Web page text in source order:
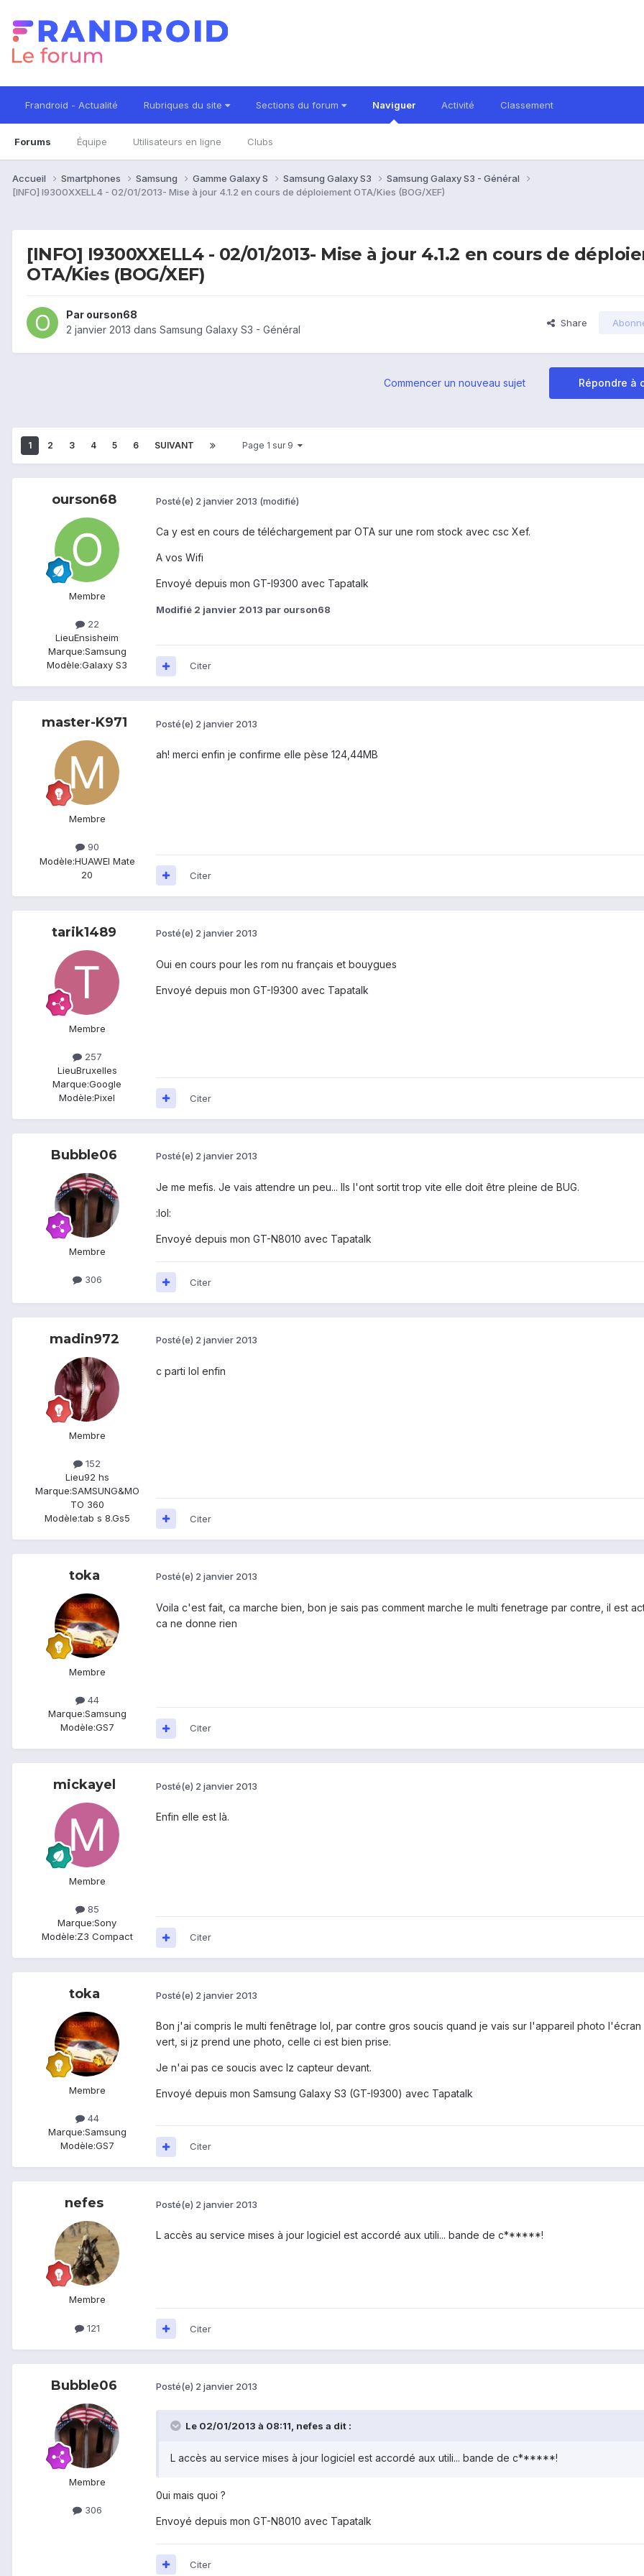
Frandroid - Actualité Rubriques du site Sections du forum Naviguer
Forums Équipe Utilisateurs en ligne Clubs
Activité Classement
Accueil Smartphones Samsung Gamme Galaxy S Samsung Galaxy S3
Samsung Galaxy S3 - Général
[INFO] I9300XXELL4 - 02/01/2013- Mise à jour 4.1.2 en cours de déploiement OTA/Kies (BOG/XEF)
[INFO] I9300XXELL4 - 02/01/2013- Mise à jour 4.1.2 en cours de
OTA/Kies (BOG/XEF)
Par ourson68
2 janvier 2013 dans Samsung Galaxy S3 - Général
Share
Répondre à
Commencer un nouveau sujet
1 2 3 4 5 6 SUIVANT Page 1 sur 9
ourson68
Membre
22
LieuEnsisheim
Marque:Samsung
Modèle:Galaxy S3
Posté(e) 2 janvier 2013 (modifié)
Ca y est en cours de téléchargement par OTA sur une rom stock avec csc Xef.
A vos Wifi
Envoyé depuis mon GT-I9300 avec Tapatalk
Modifié 2 janvier 2013 par ourson68
Citer
master-K971
Membre
90
Modèle:HUAWEI Mate
20
Posté(e) 2 janvier 2013
ah! merci enfin je confirme elle pèse 124,44MB
Citer
tarik1489
Membre
257
LieuBruxelles
Marque:Google
Modèle:Pixel
Posté(e) 2 janvier 2013
Oui en cours pour les rom nu français et bouygues
Envoyé depuis mon GT-I9300 avec Tapatalk
Citer
Bubble06
Membre
306
Posté(e) 2 janvier 2013
Je me mefis. Je vais attendre un peu... Ils l'ont sortit trop vite elle doit être pleine de BUG.
:lol:
Envoyé depuis mon GT-N8010 avec Tapatalk
Citer
madin972
Membre
152
Lieu92 hs
Marque:SAMSUNG&MO
TO 360
Modèle:tab s 8.Gs5
Posté(e) 2 janvier 2013
c parti lol enfin
Citer
toka
Membre
44
Marque:Samsung
Modèle:GS7
Posté(e) 2 janvier 2013
Voila c'est fait, ca marche bien, bon je sais pas comment marche le multi fenetrage par contre, il est
ca ne donne rien
Citer
mickayel
Membre
85
Marque:Sony
Modèle:Z3 Compact
Posté(e) 2 janvier 2013
Enfin elle est là.
Citer
toka
Membre
44
Marque:Samsung
Modèle:GS7
Posté(e) 2 janvier 2013
Bon j'ai compris le multi fenêtrage lol, par contre gros soucis quand je vais sur l'appareil photo l'écran
vert, si jz prend une photo, celle ci est bien prise.
Je n'ai pas ce soucis avec lz capteur devant.
Envoyé depuis mon Samsung Galaxy S3 (GT-I9300) avec Tapatalk
Citer
nefes
Membre
121
Posté(e) 2 janvier 2013
L accès au service mises à jour logiciel est accordé aux utili... bande de c******!
Citer
Bubble06
Membre
306
Posté(e) 2 janvier 2013
Le 02/01/2013 à 08:11, nefes a dit :
L accès au service mises à jour logiciel est accordé aux utili... bande de c******!
0ui mais quoi ?
Envoyé depuis mon GT-N8010 avec Tapatalk
Citer